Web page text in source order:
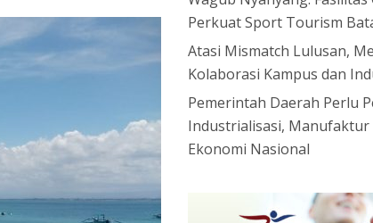
Perkuat Sport Tourism
Atasi Mismatch Lulusan,
Kolaborasi Kampus dan
Pemerintah Daerah Perlu
Industrialisasi,
Ekonomi Nasional